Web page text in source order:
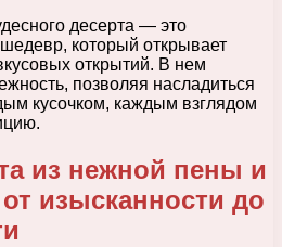
десерта — это
который открывает
открытий. В нем
позволяя насладиться
кусочком, каждым взглядом
из нежной пены и
изысканности до